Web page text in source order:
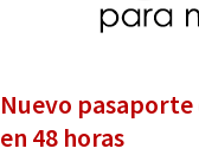
Nuevo
en 48 horas